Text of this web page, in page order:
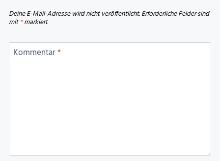
Deine E-Mail-Adresse wird nicht veröffentlicht.Erforderliche Felder sind
mit*markiert
Kommentar*